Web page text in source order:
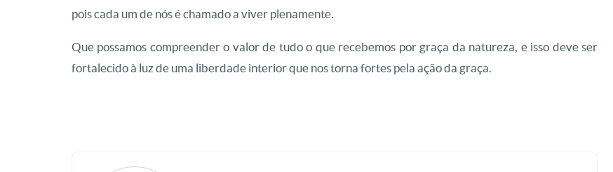
pois cada um de nós é chamado a viver plenamente.
Que possamos compreender o valor de tudo o que recebemos por graça da natureza, e isso deve ser
fortalecido à luz de uma liberdade interior que nos torna fortes pela ação da graça.